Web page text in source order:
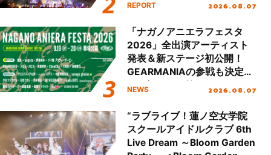
REPORT 2026.08.07
「ナガノアニエラフェスタ
2026」全出演アーティスト
発表＆新ステージ初公開！
GEARMANIAの参戦も決定
し、初となる第3ステージの
NEWS 2026.08.07
“ラブライブ！蓮ノ空女学院
スクールアイドルクラブ 6th
Live Dream ～Bloom Garden